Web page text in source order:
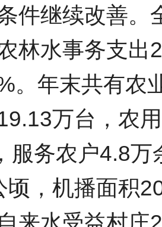
件继续改善。
林水事务支
。年末共有农
万台，农
服务农户4.8
顷，机播面积